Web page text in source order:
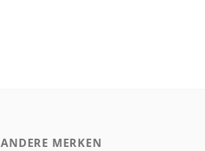
ANDERE MERKEN